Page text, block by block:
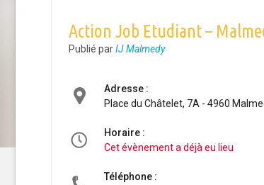
Action Job Etudiant –
Publié par IJ Malmedy
Adresse :
Place du Châtelet, 7A - 4960
Horaire :
Cet évènement a déjà eu lieu
Téléphone :